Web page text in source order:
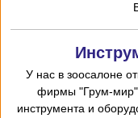
У нас в зоосалоне
фирмы "Грум-мир"!
инструмента и